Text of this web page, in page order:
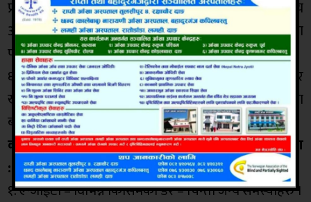
प्रस्वासको ब्यायम, ध्यान केन्द्रीत गर्ने अभ्यास तथा अन्य
आरमदायी अभ्यासले ठूलो मदत पुर्‍याउछ। तनाबको बेला
पर्याप्त निदाउनु जरुरी हुन्छ।
६. तनाबको बेला सजिलैसँग पच्ने तथा पोषण युक्त आहार
खानुपर्छ। जाँडरक्सी तथा लागुपदार्थको सेवनले त झनै समस्या
बढाउछ।
कोरोना असरले मानसिक स्बास्थ्यमा ल्याउन सक्ने समस्या
:
१. एन्जाईटी – विभिन्न किसिमका डर – चिन्ता जन्य समस्याहरु ।